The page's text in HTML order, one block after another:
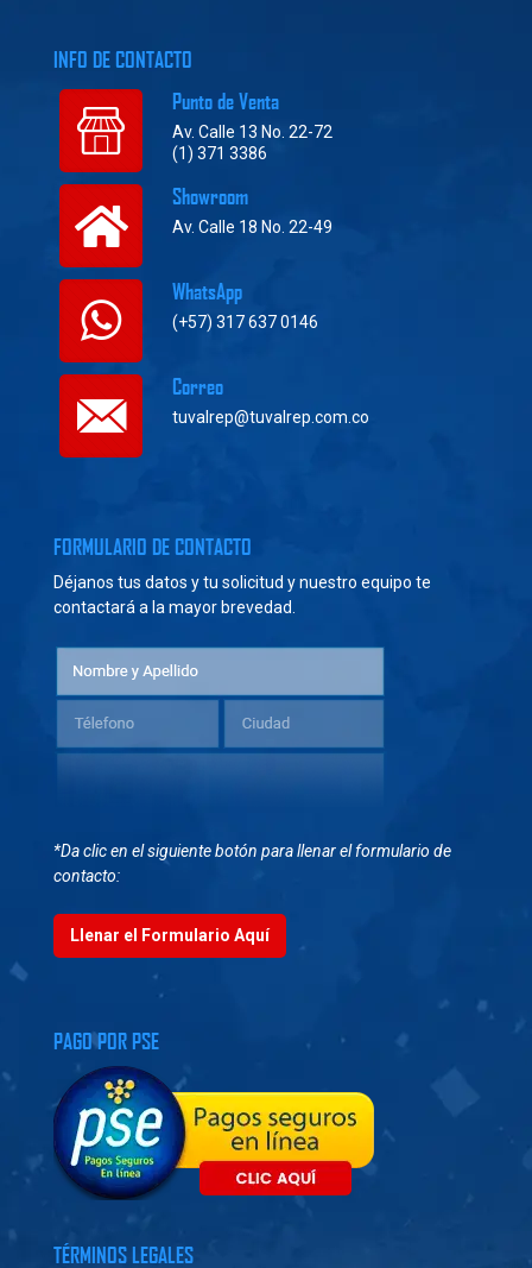
INFO DE CONTACTO
Punto de Venta
Av. Calle 13 No. 22-72
(1) 371 3386
Showroom
Av. Calle 18 No. 22-49
WhatsApp
(+57) 317 637 0146
Correo
tuvalrep@tuvalrep.com.co
FORMULARIO DE CONTACTO
Déjanos tus datos y tu solicitud y nuestro equipo te
contactará a la mayor brevedad.
*Da clic en el siguiente botón para llenar el formulario de
contacto:
Llenar el Formulario Aquí
PAGO POR PSE
TÉRMINOS LEGALES